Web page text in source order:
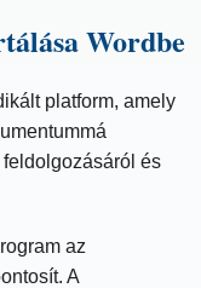
Wordbe
platform, amely
és
az
A